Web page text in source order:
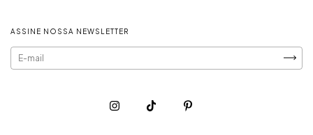
ASSINE NOSSA NEWSLETTER